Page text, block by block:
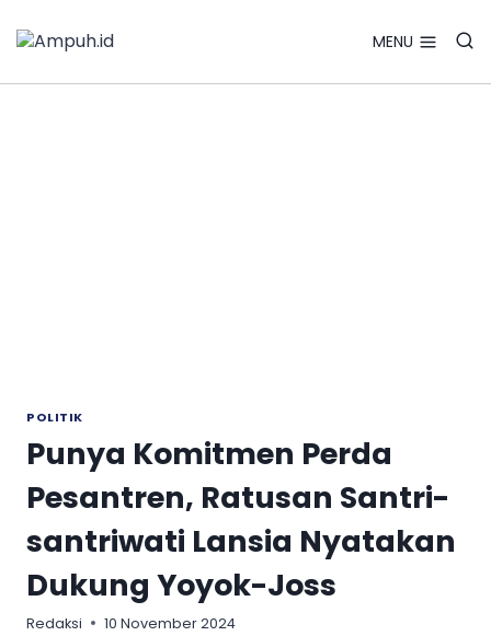
to
content
MENU
POLITIK
Punya Komitmen Perda
Pesantren, Ratusan Santri-
santriwati Lansia Nyatakan
Dukung Yoyok-Joss
Redaksi 10 November 2024